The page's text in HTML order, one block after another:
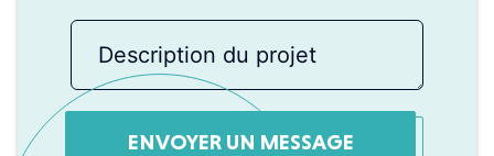
ENVOYER UN MESSAGE